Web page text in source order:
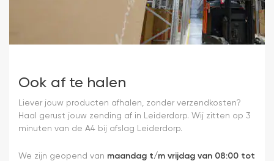
Ook af te halen
Liever jouw producten afhalen, zonder verzendkosten?
Haal gerust jouw zending af in Leiderdorp. Wij zitten op 3
minuten van de A4 bij afslag Leiderdorp.
We zijn geopend van maandag t/m vrijdag van 08:00 tot